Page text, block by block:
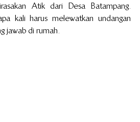
Atik dari Desa Batampang.
kali harus melewatkan undangan
jawab di rumah.